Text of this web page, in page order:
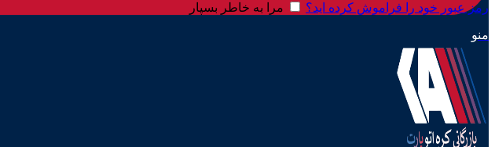
رمز عبور خود را فراموش کرده اید؟ مرا به خاطر بسپار
منو